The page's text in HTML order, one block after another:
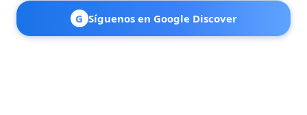
G Síguenos en Google Discover